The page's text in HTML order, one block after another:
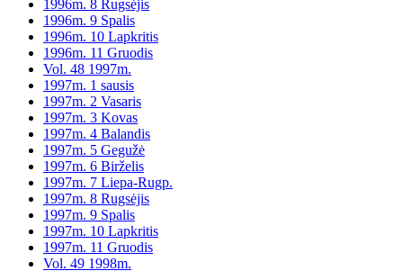
1996m. 8 Rugsėjis
1996m. 9 Spalis
1996m. 10 Lapkritis
1996m. 11 Gruodis
Vol. 48 1997m.
1997m. 1 sausis
1997m. 2 Vasaris
1997m. 3 Kovas
1997m. 4 Balandis
1997m. 5 Gegužė
1997m. 6 Birželis
1997m. 7 Liepa-Rugp.
1997m. 8 Rugsėjis
1997m. 9 Spalis
1997m. 10 Lapkritis
1997m. 11 Gruodis
Vol. 49 1998m.